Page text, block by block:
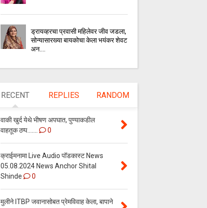
ड्रायव्हरचा प्रवासी महिलेवर जीव जडला,
सोन्यासारख्या बायकोचा केला भयंकर शेवट
अन....
RECENT REPLIES RANDOM
वाकी खुर्द येथे भीषण अपघात, पुण्याकडील
वाहतूक ठप्प.......
0
क्राईमनामा Live Audio पॉडकास्ट News
05.08.2024 News Anchor Shital
Shinde
0
मुलीने ITBP जवानासोबत प्रेमविवाह केला, बापाने